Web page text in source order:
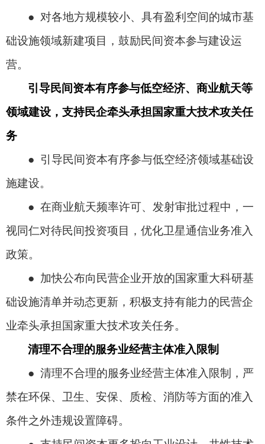
● 对各地方规模较小、具有盈利空间的城市基
础设施领域新建项目，鼓励民间资本参与建设运
营。
引导民间资本有序参与低空经济、商业航天等
领域建设，支持民企牵头承担国家重大技术攻关任
务
● 引导民间资本有序参与低空经济领域基础设
施建设。
● 在商业航天频率许可、发射审批过程中，一
视同仁对待民间投资项目，优化卫星通信业务准入
政策。
● 加快公布向民营企业开放的国家重大科研基
础设施清单并动态更新，积极支持有能力的民营企
业牵头承担国家重大技术攻关任务。
清理不合理的服务业经营主体准入限制
● 清理不合理的服务业经营主体准入限制，严
禁在环保、卫生、安保、质检、消防等方面的准入
条件之外违规设置障碍。